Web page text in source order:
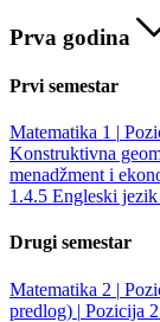
Prva godina
Prvi semestar
Matematika 1 |
Konstruktivna
menadžment i
1.4.5 Engleski jezik
Drugi semestar
Matematika 2 |
predlog) | Pozicija